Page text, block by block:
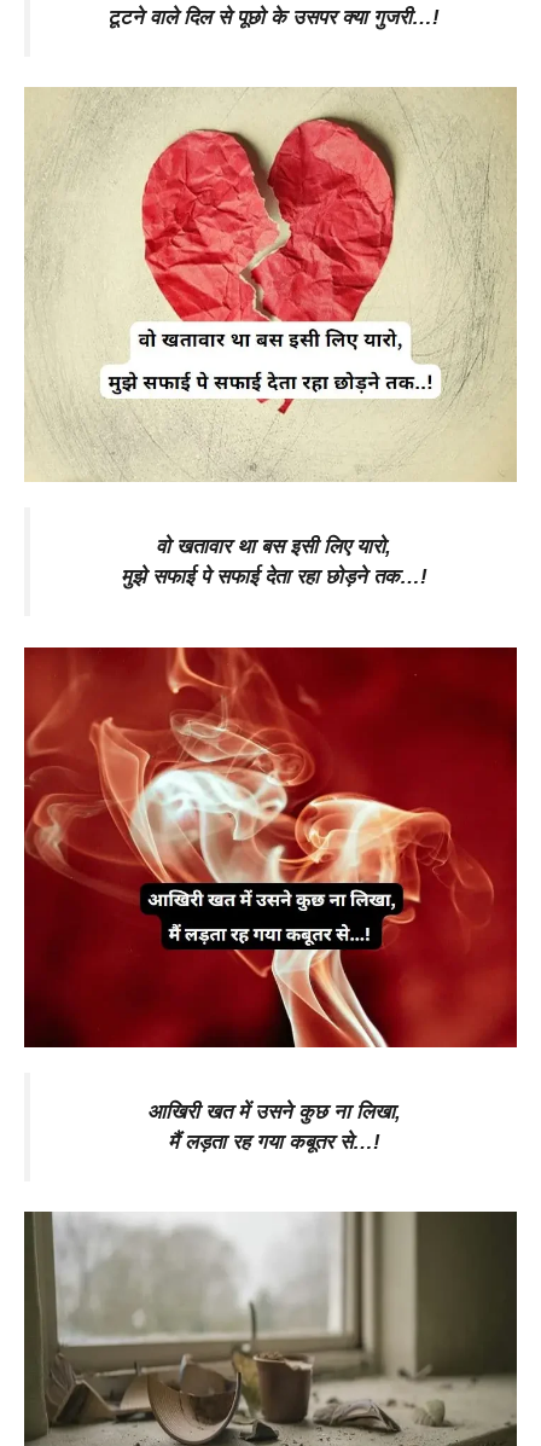
टूटने वाले दिल से पूछो के उसपर क्या गुजरी…!
वो खतावार था बस इसी लिए यारो,
मुझे सफाई पे सफाई देता रहा छोड़ने तक…!
आखिरी खत में उसने कुछ ना लिखा,
मैं लड़ता रह गया कबूतर से…!